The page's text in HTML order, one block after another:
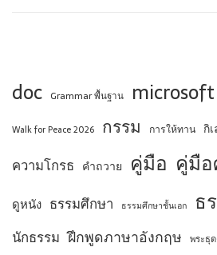
doc Grammar พื้นฐาน
Walk for Peace 2026 กรรม การให้ทาน กิ
ความโกรธ คำถวาย คู่มือ คู่มื
ดูหนัง ธรรมศึกษา ธรรมศึกษาชั้นเอก ธ
นักธรรม ฝึกพูดภาษาอังกฤษ พระธุ